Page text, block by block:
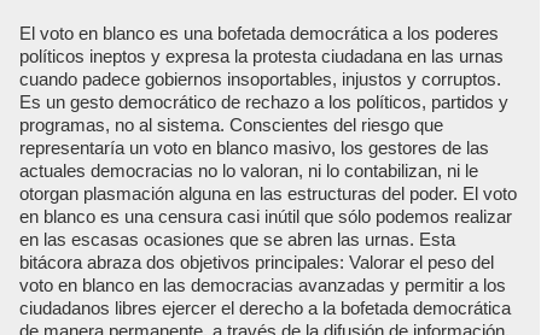
El voto en blanco es una bofetada democrática a los poderes
políticos ineptos y expresa la protesta ciudadana en las urnas
cuando padece gobiernos insoportables, injustos y corruptos.
Es un gesto democrático de rechazo a los políticos, partidos y
programas, no al sistema. Conscientes del riesgo que
representaría un voto en blanco masivo, los gestores de las
actuales democracias no lo valoran, ni lo contabilizan, ni le
otorgan plasmación alguna en las estructuras del poder. El voto
en blanco es una censura casi inútil que sólo podemos realizar
en las escasas ocasiones que se abren las urnas. Esta
bitácora abraza dos objetivos principales: Valorar el peso del
voto en blanco en las democracias avanzadas y permitir a los
ciudadanos libres ejercer el derecho a la bofetada democrática